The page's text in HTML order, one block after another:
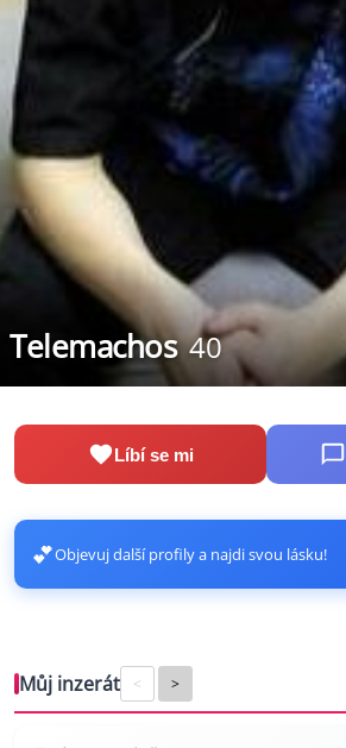
Telemachos 40
Líbí se mi
💕Objevuj další profily a najdi svou lásku!
Můj inzerát < >